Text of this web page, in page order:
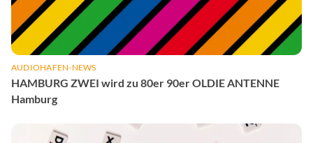
AUDIOHAFEN-NEWS
HAMBURG ZWEI wird zu 80er 90er OLDIE ANTENNE
Hamburg